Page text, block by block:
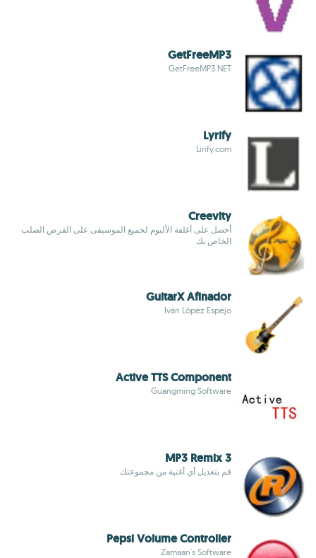
GetFreeMP3
GetFreeMP3.NET
Lyrify
Lirify.com
Creevity
أحصل على أغلفة الألبوم لجميع الموسيقى على القرص الصلب
الخاص بك
GuitarX Afinador
Iván López Espejo
Active TTS Component
Guangming Software
MP3 Remix 3
قم بتعديل أي أغنية من مجموعتك
Pepsi Volume Controller
Zamaan's Software